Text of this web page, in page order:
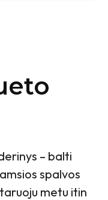
– balti
spalvos
metu itin